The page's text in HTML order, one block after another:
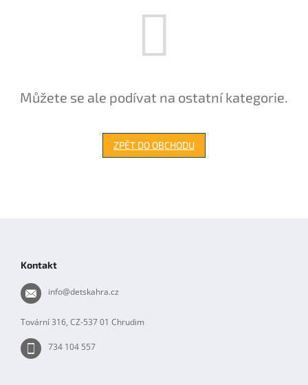
Můžete se ale podívat na ostatní kategorie.
ZPĚT DO OBCHODU
Kontakt
info@detskahra.cz
Tovární 316, CZ-537 01 Chrudim
734 104 557